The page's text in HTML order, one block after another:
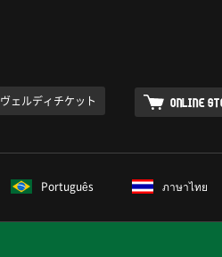
ヴェルディチケット ONLINE
Português ภาษาไทย